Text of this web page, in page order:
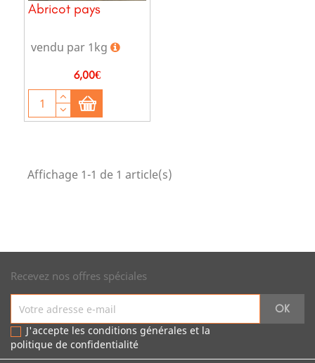
Abricot pays
vendu par 1kg
Prix
6,00€
Affichage 1-1 de 1 article(s)
Recevez nos offres spéciales
J'accepte les conditions générales et la
politique de confidentialité